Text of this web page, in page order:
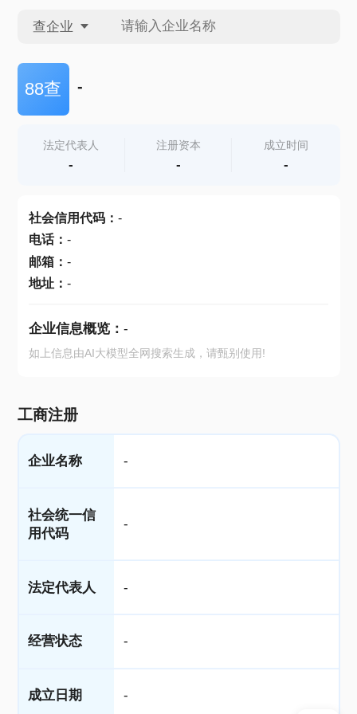
查企业
查企业
查产地
88查 -
法定代表人
-
注册资本
-
成立时间
-
社会信用代码： -
电话： -
邮箱： -
地址： -
企业信息概览： -
如上信息由AI大模型全网搜索生成，请甄别使用!
工商注册
企业名称 -
社会统一信
用代码
-
法定代表人 -
经营状态 -
成立日期 -